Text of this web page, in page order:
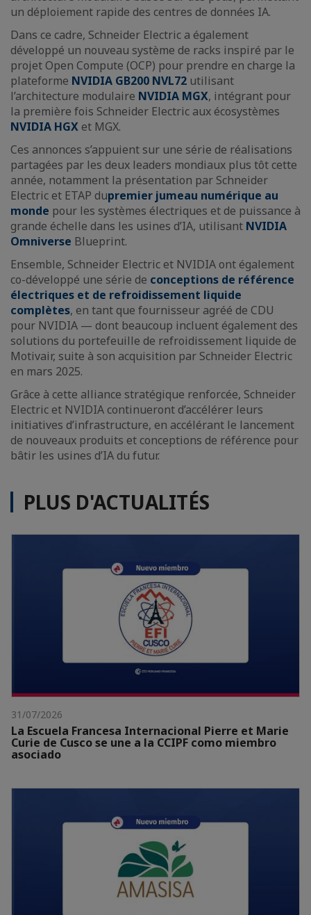
un déploiement rapide des centres de données IA.
Dans ce cadre, Schneider Electric a également
développé un nouveau système de racks inspiré par le
projet Open Compute (OCP) pour prendre en charge la
plateforme NVIDIA GB200 NVL72 utilisant
l’architecture modulaire NVIDIA MGX, intégrant pour
la première fois Schneider Electric aux écosystèmes
NVIDIA HGX et MGX.
Ces annonces s’appuient sur une série de réalisations
partagées par les deux leaders mondiaux plus tôt cette
année, notamment la présentation par Schneider
Electric et ETAP dupremier jumeau numérique au
monde pour les systèmes électriques et de puissance à
grande échelle dans les usines d’IA, utilisant NVIDIA
Omniverse Blueprint.
Ensemble, Schneider Electric et NVIDIA ont également
co-développé une série de conceptions de référence
électriques et de refroidissement liquide
complètes, en tant que fournisseur agréé de CDU
pour NVIDIA — dont beaucoup incluent également des
solutions du portefeuille de refroidissement liquide de
Motivair, suite à son acquisition par Schneider Electric
en mars 2025.
Grâce à cette alliance stratégique renforcée, Schneider
Electric et NVIDIA continueront d’accélérer leurs
initiatives d’infrastructure, en accélérant le lancement
de nouveaux produits et conceptions de référence pour
bâtir les usines d’IA du futur.
PLUS D'ACTUALITÉS
31/07/2026
La Escuela Francesa Internacional Pierre et Marie
Curie de Cusco se une a la CCIPF como miembro
asociado